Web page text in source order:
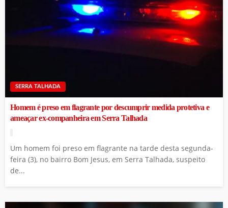
SERRA TALHADA
Homem é preso em flagrante por descumprir medida protetiva e
ameaçar ex-companheira em Serra Talhada
Um homem foi preso em flagrante na tarde desta segunda-
feira (3), no bairro Bom Jesus, em Serra Talhada, suspeito
de...